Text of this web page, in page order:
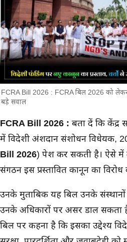
FCRA Bill 2026 : FCRA बिल 2026 को लेकर
बड़े सवाल
मुख्य समाचार
FCRA Bill 2026 : बता दें कि केंद्र
में विदेशी अंशदान संशोधन विधेयक,
Bill 2026) पेश कर सकती है। ऐसे में
संगठन इस प्रस्तावित कानून का विरोध
उनके मुताबिक यह बिल उनके संस्थानों
उनके अधिकारों पर असर डाल सकता
बिल पर कहना है कि इसका उद्देश्य